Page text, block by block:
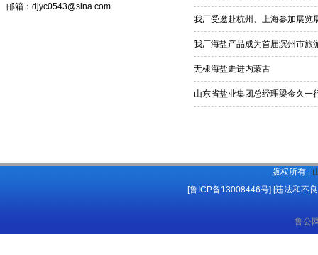
邮箱：djyc0543@sina.com
我厂受邀赴杭州、上海参加展览
我厂海盐产品成为首届滨州市旅
无棣海盐走进内蒙古
山东省盐业集团总经理梁金久一
版权所有 |
[鲁ICP备13008446号] [违法和不
鲁公